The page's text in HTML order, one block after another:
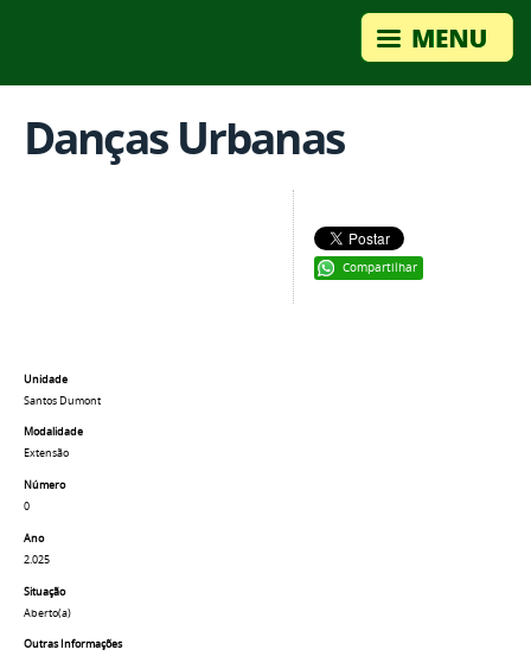
Danças Urbanas
Compartilhar
Unidade
Santos Dumont
Modalidade
Extensão
Número
0
Ano
2.025
Situação
Aberto(a)
Outras Informações